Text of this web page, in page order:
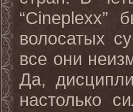
“Cineplexx”
волосатых
все они
Да,
настолько